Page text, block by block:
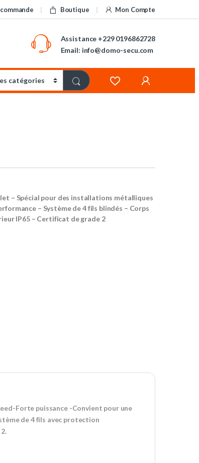
Boutique Mon Compte
Assistance +229 0196862728
Email: info@domo-secu.com
– Spécial pour des installations métalliques
– Système de 4 fils blindés – Corps
IP65 – Certificat de grade 2
Forte puissance -Convient pour une
de 4 fils avec protection